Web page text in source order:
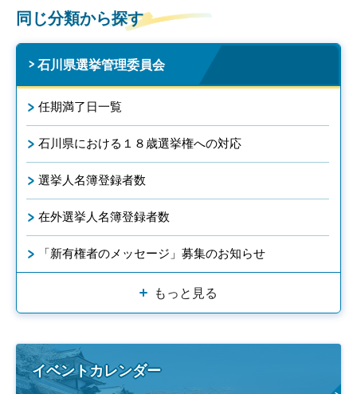
同じ分類から探す
石川県選挙管理委員会
任期満了日一覧
石川県における１８歳選挙権への対応
選挙人名簿登録者数
在外選挙人名簿登録者数
「新有権者のメッセージ」募集のお知らせ
もっと見る
イベントカレンダー